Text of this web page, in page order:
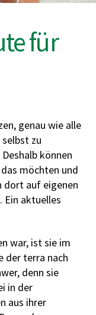
für
genau wie alle
zu
können
möchten und
dort auf eigenen
Ein aktuelles
war, ist sie im
der terra nach
denn sie
in der
aus ihrer